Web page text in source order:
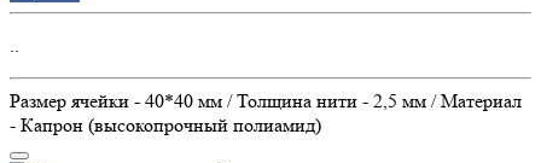
..
Размер ячейки - 40*40 мм / Толщина нити - 2,5 мм / Материал
- Капрон (высокопрочный полиамид)